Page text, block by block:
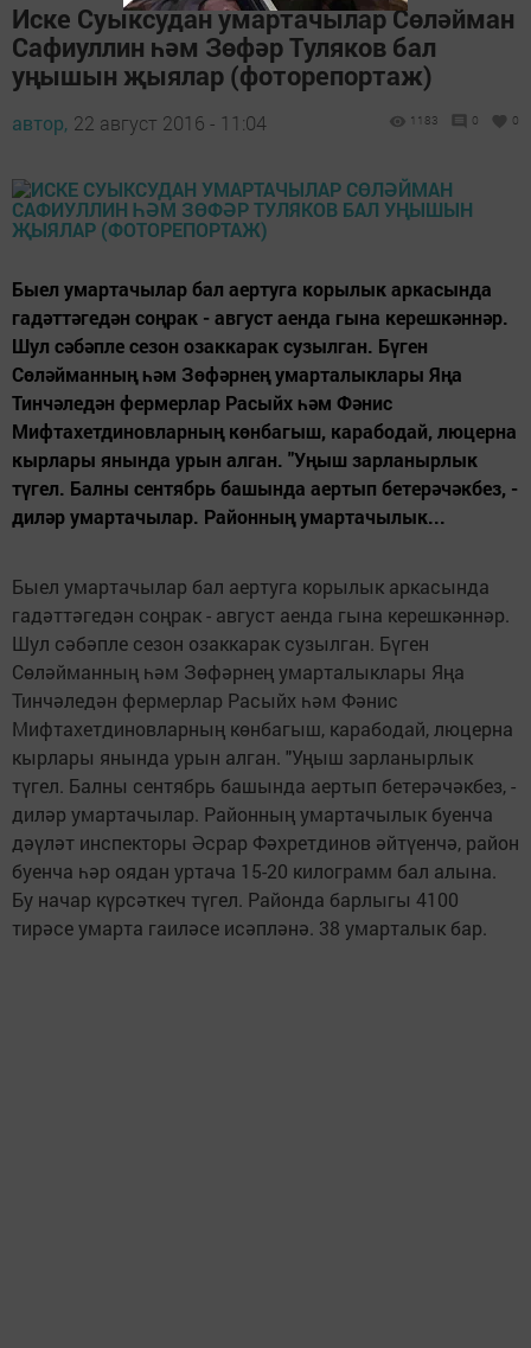
Иске Суыксудан умартачылар Сөләйман
Сафиуллин һәм Зөфәр Туляков бал
уңышын җыялар (фоторепортаж)
автор, 22 август 2016 - 11:04 1183 0 0
Быел умартачылар бал аертуга корылык аркасында
гадәттәгедән соңрак - август аенда гына керешкәннәр.
Шул сәбәпле сезон озаккарак сузылган. Бүген
Сөләйманның һәм Зөфәрнең умарталыклары Яңа
Тинчәледән фермерлар Расыйх һәм Фәнис
Мифтахетдиновларның көнбагыш, карабодай, люцерна
кырлары янында урын алган. "Уңыш зарланырлык
түгел. Балны сентябрь башында аертып бетерәчәкбез, -
диләр умартачылар. Районның умартачылык...
Быел умартачылар бал аертуга корылык аркасында
гадәттәгедән соңрак - август аенда гына керешкәннәр.
Шул сәбәпле сезон озаккарак сузылган. Бүген
Сөләйманның һәм Зөфәрнең умарталыклары Яңа
Тинчәледән фермерлар Расыйх һәм Фәнис
Мифтахетдиновларның көнбагыш, карабодай, люцерна
кырлары янында урын алган. "Уңыш зарланырлык
түгел. Балны сентябрь башында аертып бетерәчәкбез, -
диләр умартачылар. Районның умартачылык буенча
дәүләт инспекторы Әсрар Фәхретдинов әйтүенчә, район
буенча һәр оядан уртача 15-20 килограмм бал алына.
Бу начар күрсәткеч түгел. Районда барлыгы 4100
тирәсе умарта гаиләсе исәпләнә. 38 умарталык бар.